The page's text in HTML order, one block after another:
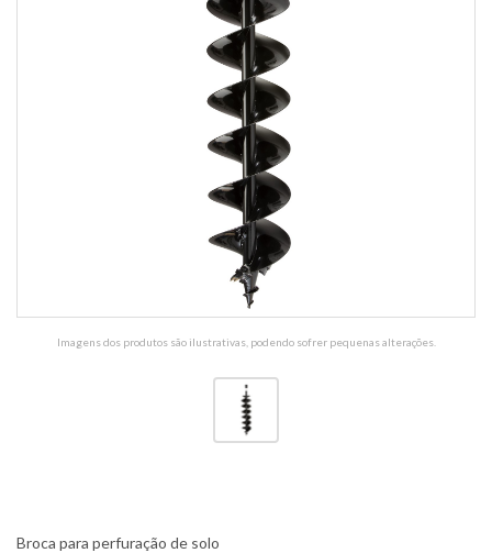
Imagens dos produtos são ilustrativas, podendo sofrer pequenas alterações.
Broca para perfuração de solo